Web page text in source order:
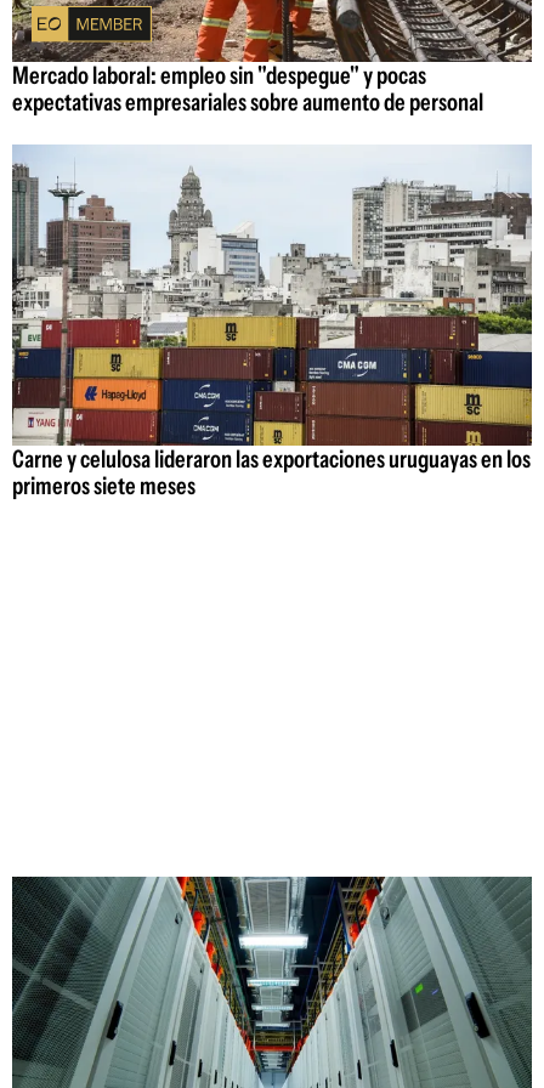
Mercado laboral: empleo sin "despegue" y pocas
expectativas empresariales sobre aumento de personal
Carne y celulosa lideraron las exportaciones uruguayas en los
primeros siete meses